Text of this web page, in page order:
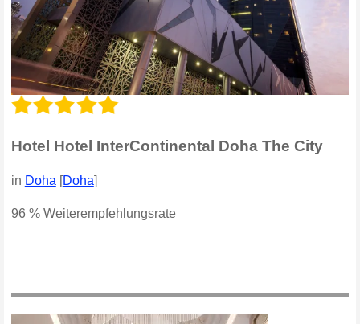
Hotel Hotel InterContinental Doha The City
in Doha[ Doha]
96 % Weiterempfehlungsrate